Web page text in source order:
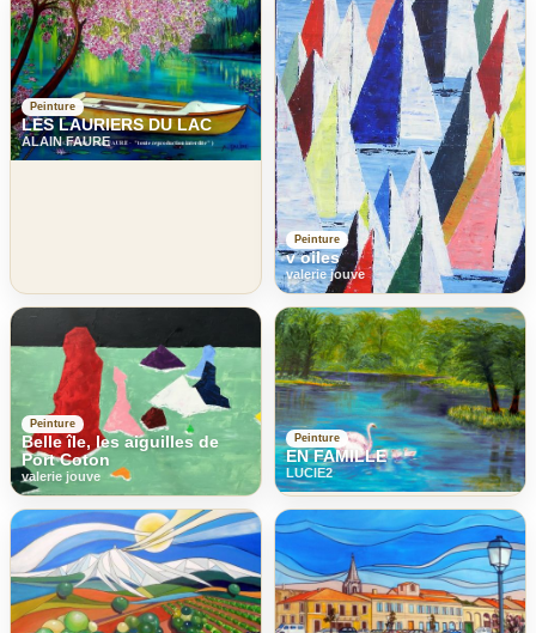
Peinture
LES LAURIERS DU LAC
ALAIN FAURE
Peinture
v oiles
valerie jouve
Peinture
Belle île, les aiguilles de
Port Coton
valerie jouve
Peinture
EN FAMILLE
LUCIE2